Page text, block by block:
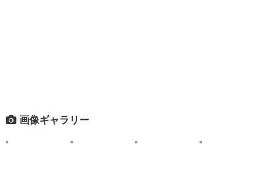
画像ギャラリー